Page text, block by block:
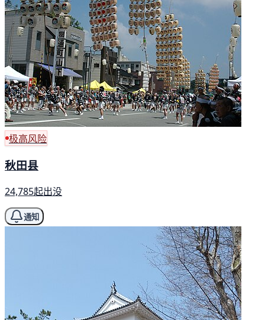
极高风险
秋田县
24,785起出没
通知